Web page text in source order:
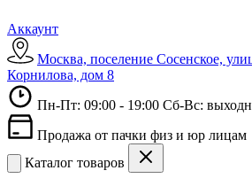
Аккаунт
Москва, поселение Сосенское,
Корнилова, дом 8
Пн-Пт: 09:00 - 19:00 Сб-Вс:
Продажа от пачки физ и юр лицам
Каталог товаров